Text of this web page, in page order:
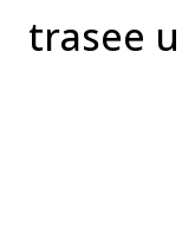
trasee